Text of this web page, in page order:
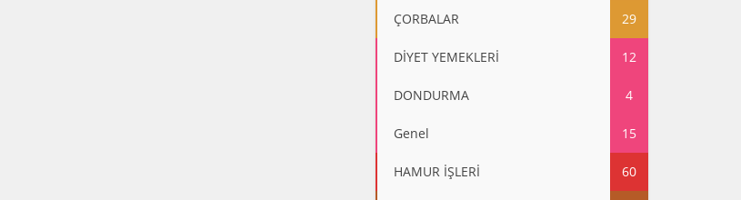
ÇORBALAR 29
DİYET YEMEKLERİ 12
DONDURMA 4
Genel 15
HAMUR İŞLERİ 60